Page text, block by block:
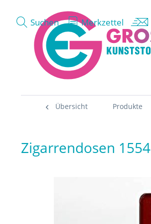
Suchen Merkzettel
Übersicht Produkte
Zigarrendosen 1554